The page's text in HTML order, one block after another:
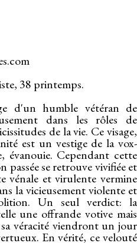
38 printemps.
d'un humble vétéran de
dans les rôles de
de la vie. Ce visage,
est un vestige de la vox-
évanouie. Cependant cette
passée se retrouve vivifiée et
vénale et virulente vermine
la vicieusement violente et
Un seul verdict: la
une offrande votive mais
véracité viendront un jour
En vérité, ce velouté